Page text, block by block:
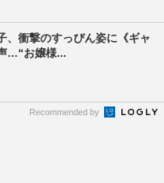
、衝撃のすっぴん姿に《ギャ
…“お嬢様...
Recommended by